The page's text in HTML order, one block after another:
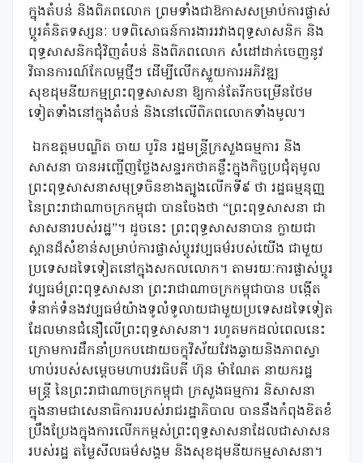
ក្នុងតំបន់ និងពិភពលោក ព្រមទាំងជាឱកាសសម្រាប់ការផ្លាស់
ប្តូរគំនិតទស្សនៈ បទពិសោធន៍ការងាររវាងពុទ្ធសាសនិក និង
ពុទ្ធសាសនិកជុំវិញតំបន់ និងពិភពលោក សំដៅដាក់ចេញនូវ
វិធានការណ៍កែលម្អថ្មីៗ ដើម្បីលើកស្ទួយការអភិវឌ្ឍ
សុខដុមនីយកម្មព្រះពុទ្ធសាសនា ឱ្យកាន់តែរីកចម្រើនថែម
ទៀតទាំងនៅក្នុងតំបន់ និងនៅលើពិភពលោកទាំងមូល។
ឯកឧត្តមបណ្ឌិត ចាយ បូរិន រដ្ឋមន្ត្រីក្រសួងធម្មការ និង
សាសនា បានអញ្ជើញថ្លែងសន្ទរកថាគន្លឹះក្នុងកិច្ចប្រជុំតុមូល
ព្រះពុទ្ធសាសនាសមុទ្រចិនខាងត្បូងលើកទី៩ ថា រដ្ឋធម្មនុញ្ញ
នៃព្រះរាជាណាចក្រកម្ពុជា បានចែងថា “ព្រះពុទ្ធសាសនា ជា
សាសនារបស់រដ្ឋ”។ ដូចនេះ ព្រះពុទ្ធសាសនាបាន ក្លាយជា
ស្ពានដ៏សំខាន់សម្រាប់ការផ្លាស់ប្តូរវប្បធម៌របស់យើង ជាមួយ
ប្រទេសដទៃទៀតនៅក្នុងសកលលោក។ តាមរយៈការផ្លាស់ប្តូរ
វប្បធម៌ព្រះពុទ្ធសាសនា ព្រះរាជាណាចក្រកម្ពុជាបាន បង្កើត
ទំនាក់ទំនងវប្បធម៌យ៉ាងទូលំទូលាយជាមួយប្រទេសដទៃទៀត
ដែលមានជំនឿលើព្រះពុទ្ធសាសនា។ រហូតមកដល់ពេលនេះ
ក្រោមការដឹកនាំប្រកបដោយចក្ខុវិស័យវែងឆ្ងាយនិងភាពស្វា
ហាប់របស់សម្តេចមហាបវរធិបតី ហ៊ុន ម៉ាណែត នាយករដ្ឋ
មន្ត្រី នៃព្រះរាជាណាចក្រកម្ពុជា ក្រសួងធម្មការ និសាសនា
ក្នុងនាមជាសេនាធិការរបស់រាជរដ្ឋាភិបាល បាននឹងកំពុងខិតខំ
ប្រឹងប្រែងក្នុងការលើកកម្ពស់ព្រះពុទ្ធសាសនាដែលជាសាសន
របស់រដ្ឋ តម្លៃសីលធម៌សង្គម និងសុខដុមនីយកម្មសាសនា។